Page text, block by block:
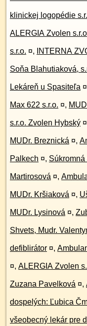
klinickej logopédie
ALERGIA Zvolen
s.r.o. ¤, INTERNA
Soňa Blahutiaková,
Lekáreň u Spasiteľa ¤
Max 622 s.r.o. ¤,
s.r.o. Zvolen Hybský ¤
MUDr. Breznická ¤,
Palkech ¤,
Martirosová ¤,
MUDr. Kršiaková ¤,
MUDr. Lysinová ¤,
Shvets, Mudr.
defiblirátor ¤,
¤, ALERGIA Zvolen
Zuzana Pavelková ¤,
dospelých: Ľubica
všeobecný lekár pre